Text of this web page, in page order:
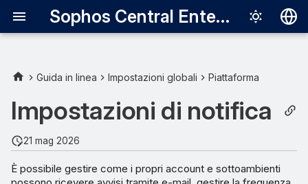
Sophos Central Enterprise
English
Español
Français
Italiano
日本語
Amministratori
Elenchi di distribuzione
Guida in linea Impostazioni globali Piattaforma
Impostazioni di notifica
21 mag 2026
È possibile gestire come i propri account e sottoambienti